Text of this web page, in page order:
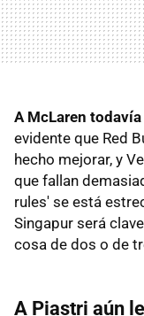
A McLaren
evidente que Red
hecho mejorar, y
que fallan
rules' se está
Singapur será
cosa de dos o de
A Piastri aún